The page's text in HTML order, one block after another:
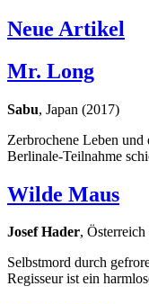
Neue Artikel
Mr. Long
Sabu, Japan (2017)
Zerbrochene Leben und
Berlinale-Teilnahme
Wilde Maus
Josef Hader,
Selbstmord durch
Regisseur ist ein